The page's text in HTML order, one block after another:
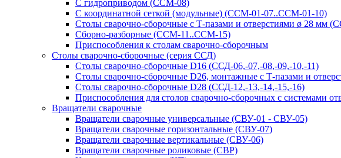
С гидроприводом (ССМ-08)
С координатной сеткой (модульные) (ССМ-01-07..ССМ-01-10)
Столы сварочно-сборочные с Т-пазами и отверстиями ø 28 мм
Сборно-разборные (ССМ-11..ССМ-15)
Приспособления к столам сварочно-сборочным
Столы сварочно-сборочные (серия ССД)
Столы сварочно-сборочные D16 (ССД-06,-07,-08,-09,-10,-11)
Столы сварочно-сборочные D26, монтажные с Т-пазами и
Столы сварочно-сборочные D28 (ССД-12,-13,-14,-15,-16)
Приспособления для столов сварочно-сборочных с
Вращатели сварочные
Вращатели сварочные универсальные (СВУ-01 - СВУ-05)
Вращатели сварочные горизонтальные (СВУ-07)
Вращатели сварочные вертикальные (СВУ-06)
Вращатели сварочные роликовые (СВР)